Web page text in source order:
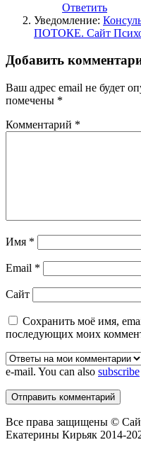
Ответить
Уведомление:
ПОТОКЕ. Сайт
Добавить
Ваш адрес email не будет
помечены *
Комментарий *
Имя *
Email *
Сайт
Сохранить моё имя,
последующих моих
e-mail. You can also subscribe
Все права защищены ©
Екатерины Кирьяк 2014-